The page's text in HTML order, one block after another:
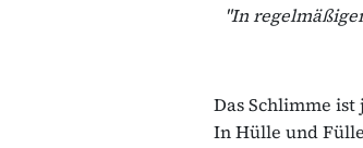
"In
Das Schlimme ist
In Hülle und